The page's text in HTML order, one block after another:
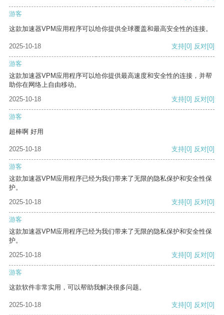
游客
这款加速器VPM应用程序可以给你提供全球覆盖和最高安全性的连接。
2025-10-18 支持[0] 反对[0]
游客
这款加速器VPM应用程序可以给你提供最高速度和安全性的连接，并帮
助你在网络上自由移动。
2025-10-18
支持[0] 反对[0]
游客
超棒啊 好用
2025-10-18 支持[0] 反对[0]
游客
这款加速器VPM应用程序已经为我们带来了无限的隐私保护和安全性保
护。
2025-10-18
支持[0] 反对[0]
游客
这款加速器VPM应用程序已经为我们带来了无限的隐私保护和安全性保
护。
2025-10-18
支持[0] 反对[0]
游客
这款软件非常实用，可以帮助我解决很多问题。
2025-10-18 支持[0] 反对[0]